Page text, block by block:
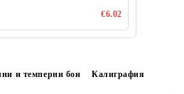
€6.02
и темперни бои Калиграфия